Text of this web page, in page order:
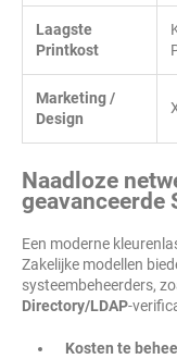
Laagste
Printkost
Marketing /
Design
Naadloze
geavanceerde
Een moderne
Zakelijke modellen
systeembeheerders,
Directory/LDAP-
Kosten te